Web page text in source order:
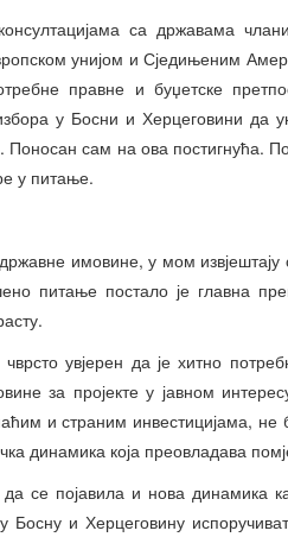
са државама
унијом и Сједињеним
правне и буџетске
у Босни и Херцеговини да
Поносан сам на ова постигнућа.
у питање.
имовине, у мом
питање постало је главна
увјерен да је хитно
за пројекте у јавном
и страним инвестицијама,
динамика која преовладава
се појавила и нова динамика
Босну и Херцеговину